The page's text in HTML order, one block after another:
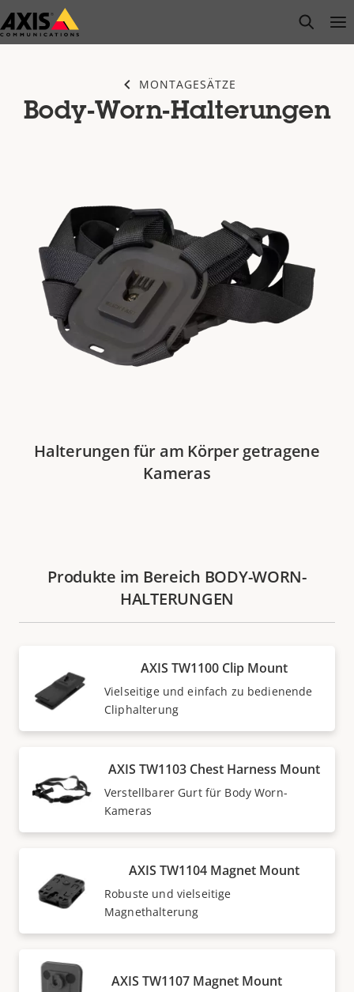
Zum
Hauptinhalt
open
MONTAGESÄTZE
Body-Worn-Halterungen
Halterungen für am Körper getragene
Kameras
Produkte im Bereich BODY-WORN-
HALTERUNGEN
AXIS TW1100 Clip Mount
Vielseitige und einfach zu bedienende
Cliphalterung
AXIS TW1103 Chest Harness Mount
Verstellbarer Gurt für Body Worn-
Kameras
AXIS TW1104 Magnet Mount
Robuste und vielseitige
Magnethalterung
AXIS TW1107 Magnet Mount